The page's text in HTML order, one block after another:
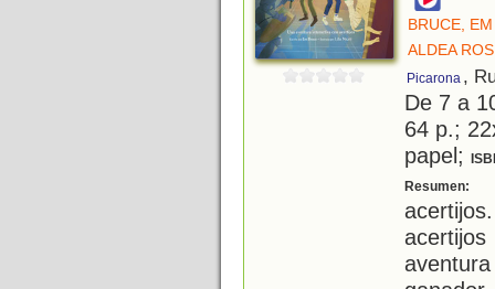
BRUCE, EM
ALDEA
Picarona ,
De 7 a
64 p.;
papel;
Resumen: